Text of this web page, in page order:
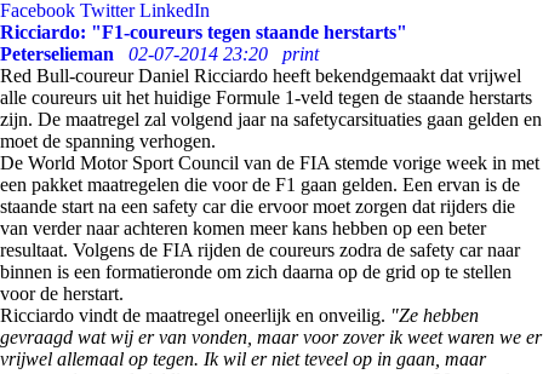
Facebook Twitter LinkedIn
Ricciardo: "F1-coureurs tegen staande herstarts"
Peterselieman
02-07-2014 23:20
print
Red Bull-coureur Daniel Ricciardo heeft bekendgemaakt dat vrijwel
alle coureurs uit het huidige Formule 1-veld tegen de staande herstarts
zijn. De maatregel zal volgend jaar na safetycarsituaties gaan gelden en
moet de spanning verhogen.
De World Motor Sport Council van de FIA stemde vorige week in met
een pakket maatregelen die voor de F1 gaan gelden. Een ervan is de
staande start na een safety car die ervoor moet zorgen dat rijders die
van verder naar achteren komen meer kans hebben op een beter
resultaat. Volgens de FIA rijden de coureurs zodra de safety car naar
binnen is een formatieronde om zich daarna op de grid op te stellen
voor de herstart.
Ricciardo vindt de maatregel oneerlijk en onveilig. "Ze hebben
gevraagd wat wij er van vonden, maar voor zover ik weet waren we er
vrijwel allemaal op tegen. Ik wil er niet teveel op in gaan, maar